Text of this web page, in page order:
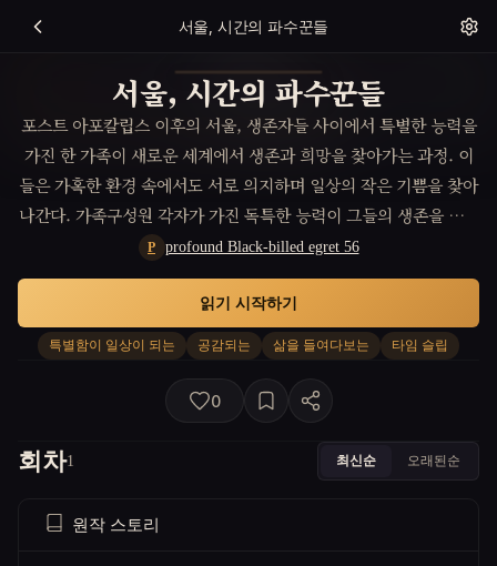
서울, 시간의 파수꾼들
서울, 시간의 파수꾼들
포스트 아포칼립스 이후의 서울, 생존자들 사이에서 특별한 능력을
가진 한 가족이 새로운 세계에서 생존과 희망을 찾아가는 과정. 이
들은 가혹한 환경 속에서도 서로 의지하며 일상의 작은 기쁨을 찾아
나간다. 가족구성원 각자가 가진 독특한 능력이 그들의 생존을 위한
핵심이 되면서, 아포칼립스 이후의 새로운 세계에서 특별함이 일상
이 되는 순간들을 만들어간다.
P profound Black-billed egret 56
특별함이 일상이 되는 공감되는 삶을 들여다보는 타임 슬립
읽기 시작하기
0
회차1 최신순 오래된순
원작 스토리